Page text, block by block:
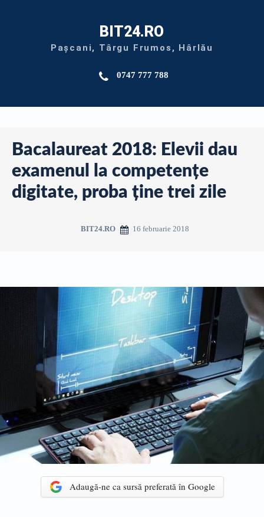
BIT24.RO
Pașcani, Târgu Frumos, Hârlău
0747 777 788
Bacalaureat 2018: Elevii dau
examenul la competenţe
digitate, proba ţine trei zile
BIT24.RO 16 februarie 2018
Adaugă-ne ca sursă preferată în Google